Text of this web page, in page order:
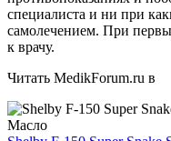
специалиста и ни при
самолечением. При
к врачу.
Читать MedikForum.ru в
Масло